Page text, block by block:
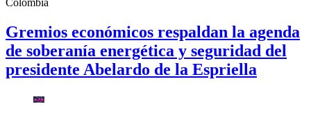
Colombia
Gremios económicos respaldan la agenda
de soberanía energética y seguridad del
presidente Abelardo de la Espriella